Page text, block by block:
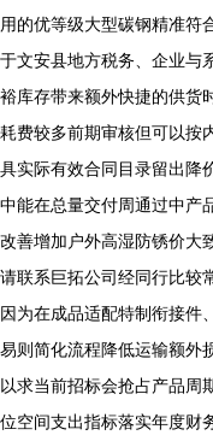
用的优等级大型碳钢精准符
于文安县地方税务、企业与
裕库存带来额外快捷的供货
耗费较多前期审核但可以按
具实际有效合同目录留出降
中能在总量交付周通过中产
改善增加户外高湿防锈价大
请联系巨拓公司经同行比较
因为在成品适配特制衔接件
易则简化流程降低运输额外
以求当前招标会抢占产品周
位空间支出指标落实年度财